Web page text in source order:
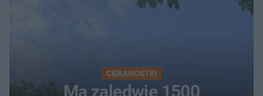
CIEKAWOSTKI
Ma zaledwie 1500